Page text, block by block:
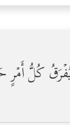
كُلُّ